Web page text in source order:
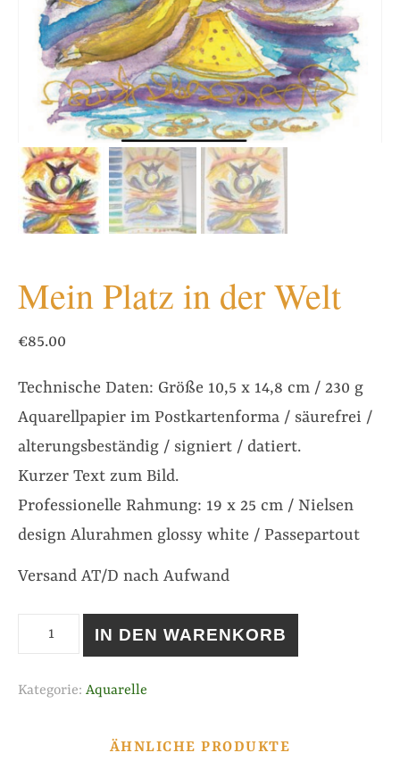
Mein Platz in der Welt
€85.00
Technische Daten: Größe 10,5 x 14,8 cm / 230 g
Aquarellpapier im Postkartenforma / säurefrei /
alterungsbeständig / signiert / datiert.
Kurzer Text zum Bild.
Professionelle Rahmung: 19 x 25 cm / Nielsen
design Alurahmen glossy white / Passepartout
Versand AT/D nach Aufwand
IN DEN WARENKORB
Kategorie: Aquarelle
ÄHNLICHE PRODUKTE